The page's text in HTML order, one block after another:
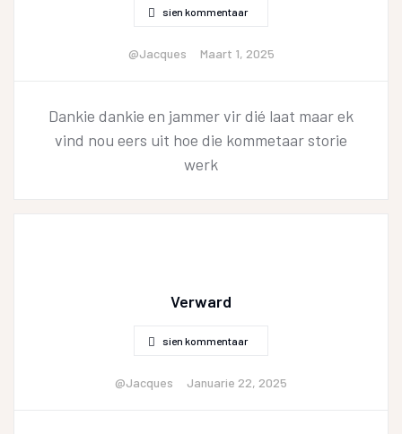
sien kommentaar
@Jacques Maart 1, 2025
Dankie dankie en jammer vir dié laat maar ek
vind nou eers uit hoe die kommetaar storie
werk
Verward
sien kommentaar
@Jacques Januarie 22, 2025